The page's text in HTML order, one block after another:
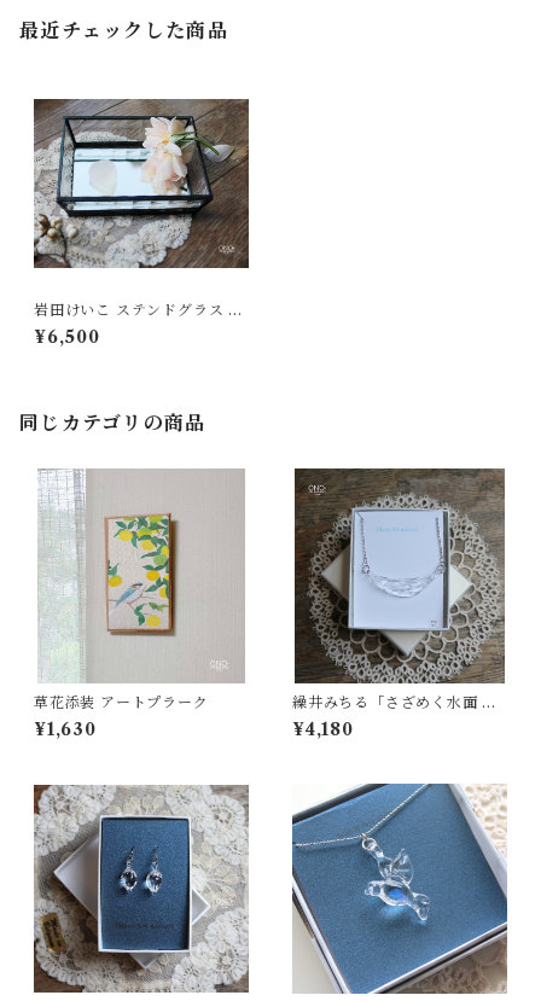
最近チェックした商品
岩田けいこ ステンドグラス ク
リアトレー（長方形）
¥6,500
同じカテゴリの商品
草花添装 アートプラーク
¥1,630
繰井みちる「さざめく水面 AQ
UA 」-クリア-
¥4,180